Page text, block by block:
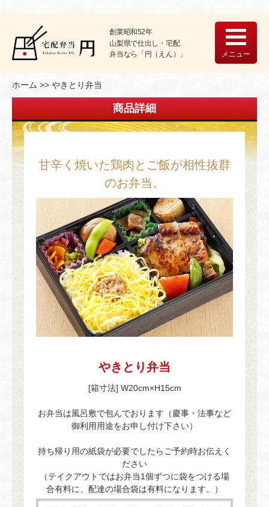
創業昭和52年
山梨県で仕出し・宅配
弁当なら「円（えん）」
メニュー
ホーム やきとり弁当
商品詳細
甘辛く焼いた鶏肉とご飯が相性抜群
のお弁当。
やきとり弁当
[箱寸法] W20cm×H15cm
お弁当は風呂敷で包んでおります（慶事・法事など
御利用用途をお申し付け下さい）
持ち帰り用の紙袋が必要でしたらご予約時お伝えく
ださい
（テイクアウトではお弁当1個ずつに袋をつける場
合有料に、配達の場合袋は有料になります。）